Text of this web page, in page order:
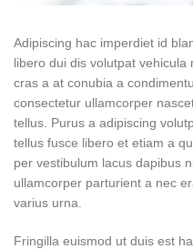
Adipiscing hac imperdiet id
libero dui dis volutpat
cras a at conubia a
consectetur ullamcorper
tellus. Purus a adipiscing
tellus fusce libero et etiam a
per vestibulum lacus dapibus
ullamcorper parturient a nec
varius urna.
Fringilla euismod ut duis est